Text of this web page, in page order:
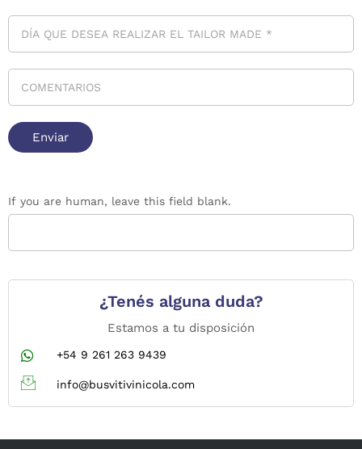
If you are human, leave this field blank.
¿Tenés alguna duda?
Estamos a tu disposición
+54 9 261 263 9439
info@busvitivinicola.com